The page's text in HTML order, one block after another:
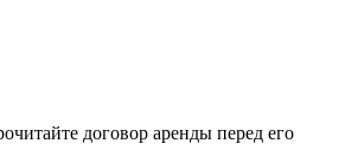
договор аренды перед его